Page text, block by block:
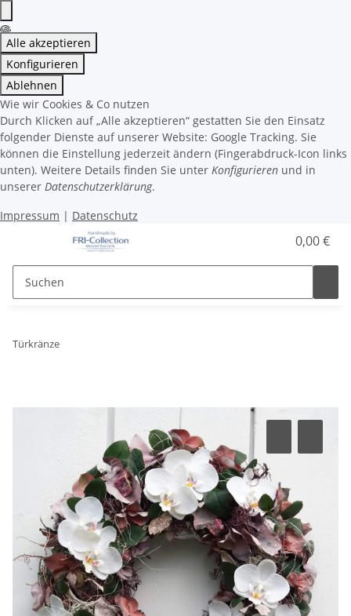
Alle akzeptieren
Konfigurieren
Ablehnen
Wie wir Cookies & Co nutzen
Durch Klicken auf „Alle akzeptieren“ gestatten Sie den Einsatz
folgender Dienste auf unserer Website: Google Tracking. Sie
können die Einstellung jederzeit ändern (Fingerabdruck-Icon links
unten). Weitere Details finden Sie unter Konfigurieren und in
unserer Datenschutzerklärung.
Impressum | Datenschutz
0,00 €
Türkränze